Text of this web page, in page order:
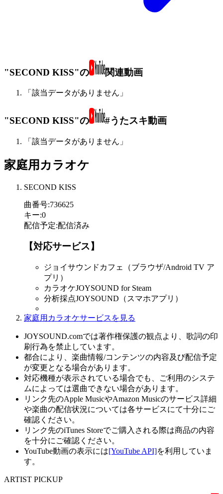
"SECOND KISS"の 関連動画
「該当データがありません」
"SECOND KISS"の #うたスキ動画
「該当データがありません」
家庭用カラオケ
SECOND KISS
曲番号:736625
キー:0
配信予定:配信済み
【対応サービス】
ジョイサウンドカフェ（ブラウザ/Android TV ア
プリ）
カラオケJOYSOUND for Steam
分析採点JOYSOUND（スマホアプリ）
家庭用カラオケサービスを見る
JOYSOUND.comでは著作権保護の観点より、歌詞の印
刷行為を禁止しています。
都合により、楽曲情報/コンテンツの内容及び配信予定
が変更となる場合があります。
対応機種が表示されている場合でも、ご利用のシステ
ムによっては選曲できない場合があります。
リンク先のApple MusicやAmazon Musicのサービス詳細
や楽曲の配信状況については各サービスにて十分にご
確認ください。
リンク先のiTunes Storeでご購入される際は商品の内容
を十分にご確認ください。
YouTube動画の表示には[YouTube API]を利用していま
す。
ARTIST PICKUP